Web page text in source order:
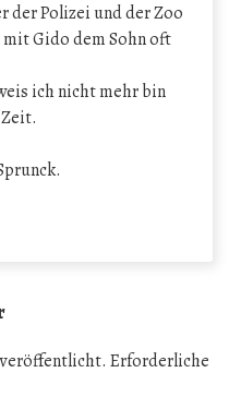
der Polizei und der Zoo
mit Gido dem Sohn oft
ich nicht mehr bin
Erforderliche